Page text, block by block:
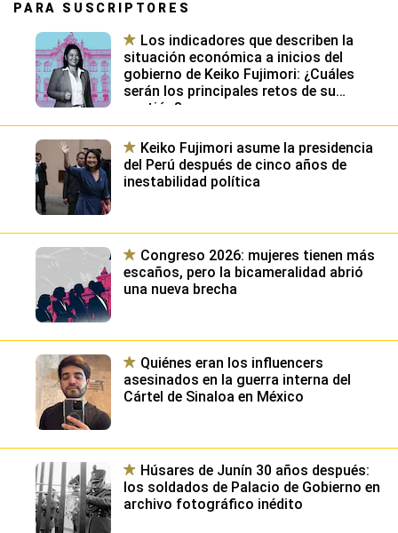
del Perú después de cinco años de
inestabilidad política
Congreso 2026: mujeres tienen más
escaños, pero la bicameralidad abrió
una nueva brecha
Quiénes eran los influencers
asesinados en la guerra interna del
Cártel de Sinaloa en México
Húsares de Junín 30 años después:
los soldados de Palacio de Gobierno en
archivo fotográfico inédito